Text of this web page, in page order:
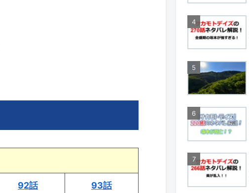
92話 93話